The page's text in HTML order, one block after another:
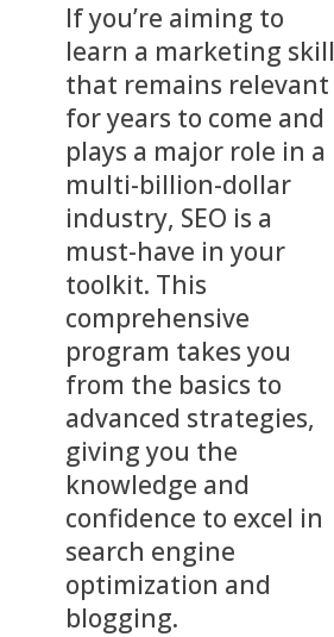
If you’re aiming to
learn a marketing skill
that remains relevant
for years to come and
plays a major role in a
multi-billion-dollar
industry, SEO is a
must-have in your
toolkit. This
comprehensive
program takes you
from the basics to
advanced strategies,
giving you the
knowledge and
confidence to excel in
search engine
optimization and
blogging.